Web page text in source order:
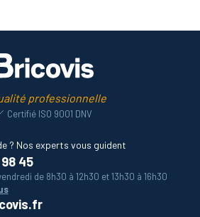
professionnelle
Certifié ISO 9001 DNV
? Nos experts vous guident
45
de 8h30 à 12h30 et 13h30 à 16h30